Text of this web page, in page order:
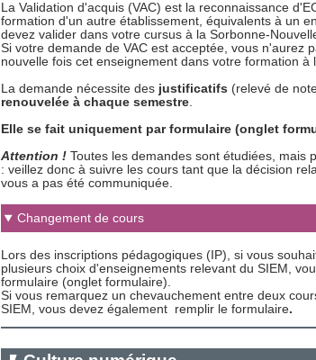
La Validation d'acquis (VAC) est la reconnaissance
formation d'un autre établissement, équivalents à un
devez valider dans votre cursus à la Sorbonne-
Si votre demande de VAC est acceptée, vous n'aurez
nouvelle fois cet enseignement dans votre formation à
La demande nécessite des justificatifs (relevé de
renouvelée à chaque semestre.
Elle se fait uniquement par formulaire (onglet
Attention ! Toutes les demandes sont étudiées, mais
: veillez donc à suivre les cours tant que la décision
vous a pas été communiquée.
Changement de cours
Lors des inscriptions pédagogiques (IP), si vous
plusieurs choix d'enseignements relevant du SIEM,
formulaire (onglet formulaire).
Si vous remarquez un chevauchement entre deux
SIEM, vous devez également remplir le formulaire.